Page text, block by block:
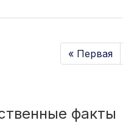
« Первая
факты